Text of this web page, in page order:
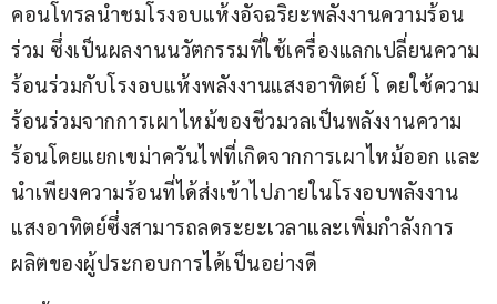
คอนโทรลนำชมโรงอบแห้งอัจฉริยะพลังงานความร้อน
ร่วม ซึ่งเป็นผลงานนวัตกรรมที่ใช้เครื่องแลกเปลี่ยนความ
ร้อนร่วมกับโรงอบแห้งพลังงานแสงอาทิตย์ โ ดยใช้ความ
ร้อนร่วมจากการเผาไหม้ของชีวมวลเป็นพลังงานความ
ร้อนโดยแยกเขม่าควันไฟที่เกิดจากการเผาไหม้ออก และ
นำเพียงความร้อนที่ได้ส่งเข้าไปภายในโรงอบพลังงาน
แสงอาทิตย์ซึ่งสามารถลดระยะเวลาและเพิ่มกำลังการ
ผลิตของผู้ประกอบการได้เป็นอย่างดี